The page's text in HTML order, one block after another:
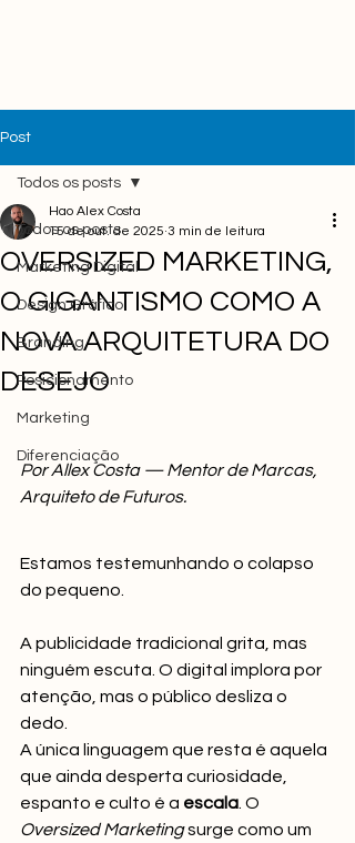
Post
Todos os posts
Marketing Digital
Design Gráfico
Branding
Posicionamento
Marketing
Diferenciação
Todos os posts
OVERSIZED MARKETING,
O GIGANTISMO COMO A
NOVA ARQUITETURA DO
DESEJO
Hao Alex Costa
15 de out. de 2025 3 min de leitura
Por Allex Costa — Mentor de Marcas,
Arquiteto de Futuros.
Estamos testemunhando o colapso
do pequeno.
A publicidade tradicional grita, mas
ninguém escuta. O digital implora por
atenção, mas o público desliza o
dedo.
A única linguagem que resta é aquela
que ainda desperta curiosidade,
espanto e culto é a escala . O
Oversized Marketing surge como um